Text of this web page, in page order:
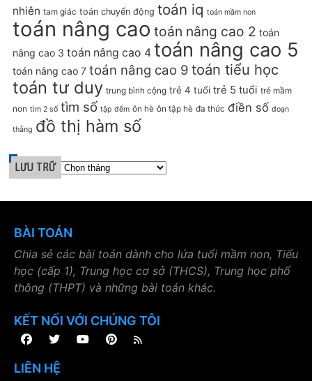
nhiên tam giác toán chuyển động toán iq toán mầm non
toán nâng cao toán nâng cao 2 toán
nâng cao 3 toán nâng cao 4 toán nâng cao 5
toán nâng cao 7 toán nâng cao 9 toán tiểu học
toán tư duy trung bình cộng trẻ 4 tuổi trẻ 5 tuổi trẻ mầm
non tìm 2 số tìm số tập đếm ôn hè ôn tập hè đa thức điền số đoạn
thẳng đồ thị hàm số
LƯU TRỮ
BÀI TOÁN
Chia sẻ các bài toán dành cho lứa tuổi mầm non, Tiểu
học (cấp 1), Trung học cơ sở (THCS), Trung học phổ
thông (THPT) và những bài toán khác.
KẾT NỐI VỚI CHÚNG TÔI
LIÊN HỆ